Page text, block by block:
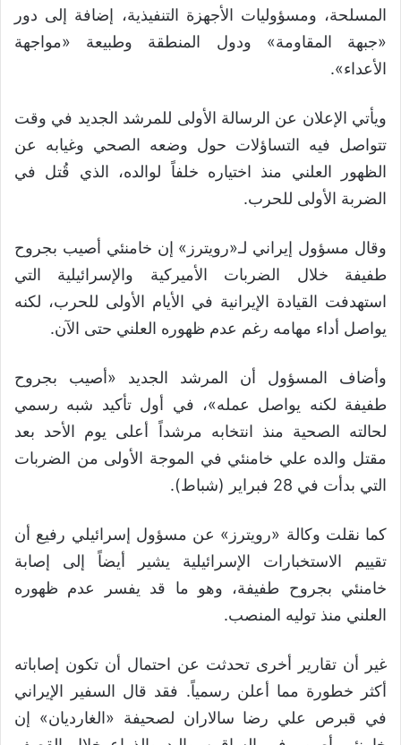
المسلحة، ومسؤوليات الأجهزة التنفيذية، إضافة إلى دور
«جبهة المقاومة» ودول المنطقة وطبيعة «مواجهة
الأعداء».
ويأتي الإعلان عن الرسالة الأولى للمرشد الجديد في وقت
تتواصل فيه التساؤلات حول وضعه الصحي وغيابه عن
الظهور العلني منذ اختياره خلفاً لوالده، الذي قُتل في
الضربة الأولى للحرب.
وقال مسؤول إيراني لـ«رويترز» إن خامنئي أصيب بجروح
طفيفة خلال الضربات الأميركية والإسرائيلية التي
استهدفت القيادة الإيرانية في الأيام الأولى للحرب، لكنه
يواصل أداء مهامه رغم عدم ظهوره العلني حتى الآن.
وأضاف المسؤول أن المرشد الجديد «أصيب بجروح
طفيفة لكنه يواصل عمله»، في أول تأكيد شبه رسمي
لحالته الصحية منذ انتخابه مرشداً أعلى يوم الأحد بعد
مقتل والده علي خامنئي في الموجة الأولى من الضربات
التي بدأت في 28 فبراير (شباط).
كما نقلت وكالة «رويترز» عن مسؤول إسرائيلي رفيع أن
تقييم الاستخبارات الإسرائيلية يشير أيضاً إلى إصابة
خامنئي بجروح طفيفة، وهو ما قد يفسر عدم ظهوره
العلني منذ توليه المنصب.
غير أن تقارير أخرى تحدثت عن احتمال أن تكون إصاباته
أكثر خطورة مما أعلن رسمياً. فقد قال السفير الإيراني
في قبرص علي رضا سالاران لصحيفة «الغارديان» إن